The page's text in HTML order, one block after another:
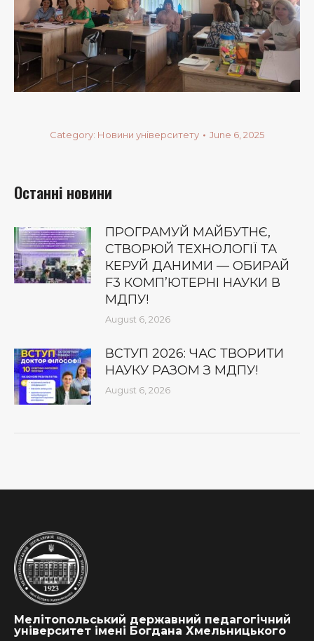
Category: Новини університету June 6, 2025
Останні новини
ПРОГРАМУЙ МАЙБУТНЄ,
СТВОРЮЙ ТЕХНОЛОГІЇ ТА
КЕРУЙ ДАНИМИ — ОБИРАЙ
F3 КОМП’ЮТЕРНІ НАУКИ В
МДПУ!
August 6, 2026
ВСТУП 2026: ЧАС ТВОРИТИ
НАУКУ РАЗОМ З МДПУ!
August 6, 2026
Мелітопольський державний педагогічний
університет імені Богдана Хмельницького